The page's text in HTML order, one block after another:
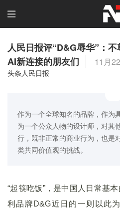
人民日报评“D&G辱华”：
AI新连接的朋友们
11月
头条人民日报
作为一个全球知名的品牌，作为
为一个公众人物的设计师，对其
行，既非正常的商业行为，也是
类共同价值观的挑战。
“起筷吃饭”，是中国人日常基
利品牌D&G近日的一则以此